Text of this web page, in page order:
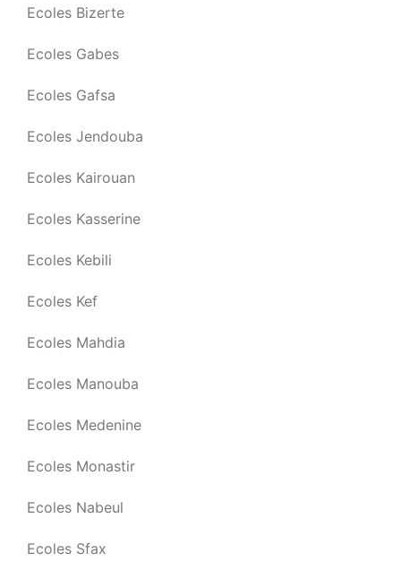
Ecoles Bizerte
Ecoles Gabes
Ecoles Gafsa
Ecoles Jendouba
Ecoles Kairouan
Ecoles Kasserine
Ecoles Kebili
Ecoles Kef
Ecoles Mahdia
Ecoles Manouba
Ecoles Medenine
Ecoles Monastir
Ecoles Nabeul
Ecoles Sfax